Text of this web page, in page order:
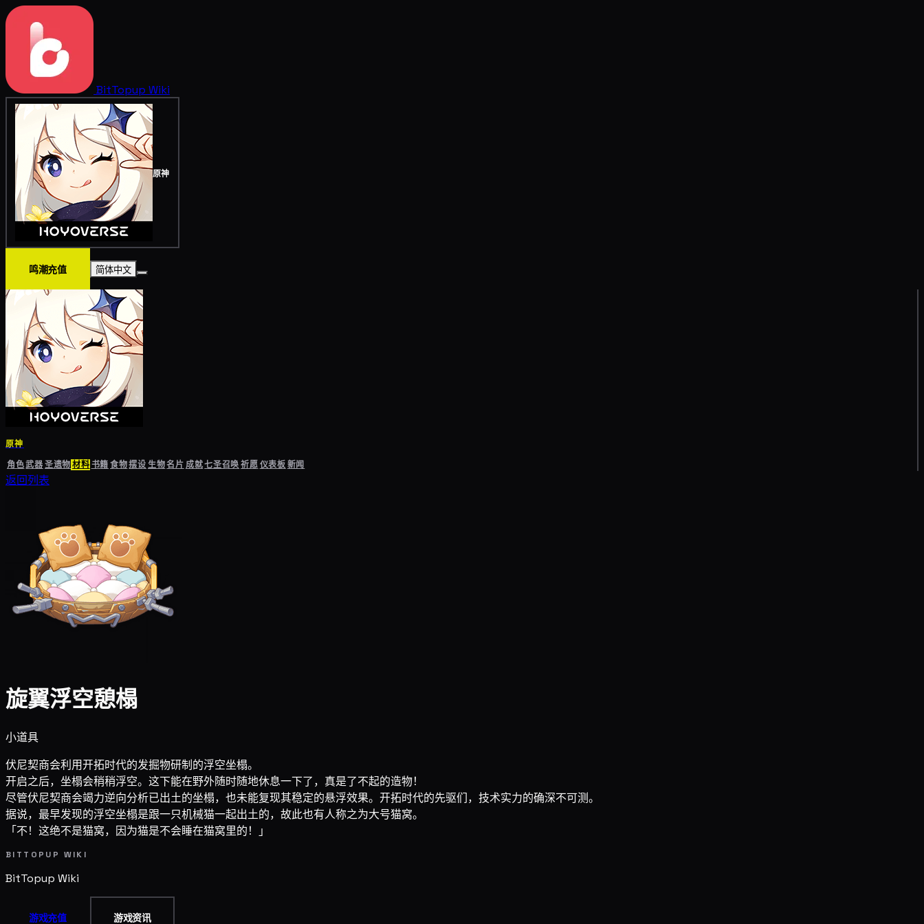
BitTopup Wiki
原神
鸣潮充值 简体中文
原神
角色武器圣遗物材料书籍食物摆设生物名片成就七圣召唤祈愿仪表板新闻
返回列表
旋翼浮空憩榻
小道具
伏尼契商会利用开拓时代的发掘物研制的浮空坐榻。
开启之后，坐榻会稍稍浮空。这下能在野外随时随地休息一下了，真是了不起的造物！
尽管伏尼契商会竭力逆向分析已出土的坐榻，也未能复现其稳定的悬浮效果。开拓时代的先驱们，技术实力的确深不可测。
据说，最早发现的浮空坐榻是跟一只机械猫一起出土的，故此也有人称之为大号猫窝。
「不！这绝不是猫窝，因为猫是不会睡在猫窝里的！」
BITTOPUP WIKI
BitTopup Wiki
游戏充值 游戏资讯